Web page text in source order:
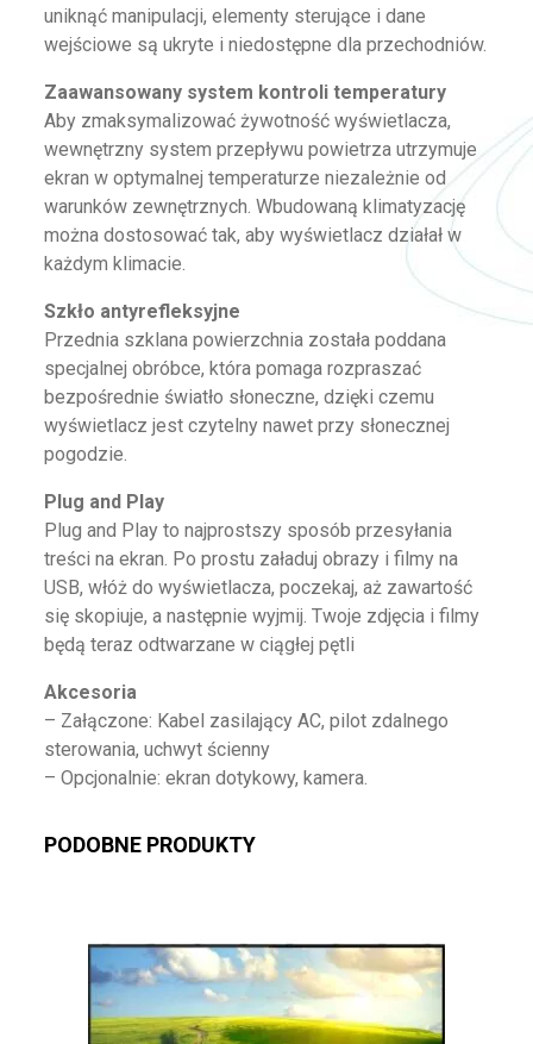
uniknąć manipulacji, elementy sterujące i dane
wejściowe są ukryte i niedostępne dla przechodniów.
Zaawansowany system kontroli temperatury
Aby zmaksymalizować żywotność wyświetlacza,
wewnętrzny system przepływu powietrza utrzymuje
ekran w optymalnej temperaturze niezależnie od
warunków zewnętrznych. Wbudowaną klimatyzację
można dostosować tak, aby wyświetlacz działał w
każdym klimacie.
Szkło antyrefleksyjne
Przednia szklana powierzchnia została poddana
specjalnej obróbce, która pomaga rozpraszać
bezpośrednie światło słoneczne, dzięki czemu
wyświetlacz jest czytelny nawet przy słonecznej
pogodzie.
Plug and Play
Plug and Play to najprostszy sposób przesyłania
treści na ekran. Po prostu załaduj obrazy i filmy na
USB, włóż do wyświetlacza, poczekaj, aż zawartość
się skopiuje, a następnie wyjmij. Twoje zdjęcia i filmy
będą teraz odtwarzane w ciągłej pętli
Akcesoria
– Załączone: Kabel zasilający AC, pilot zdalnego
sterowania, uchwyt ścienny
– Opcjonalnie: ekran dotykowy, kamera.
PODOBNE PRODUKTY